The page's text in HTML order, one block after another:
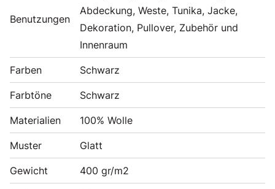
Benutzungen
Abdeckung, Weste, Tunika, Jacke,
Dekoration, Pullover, Zubehör und
Innenraum
Farben Schwarz
Farbtöne Schwarz
Materialien 100% Wolle
Muster Glatt
Gewicht 400 gr/m2